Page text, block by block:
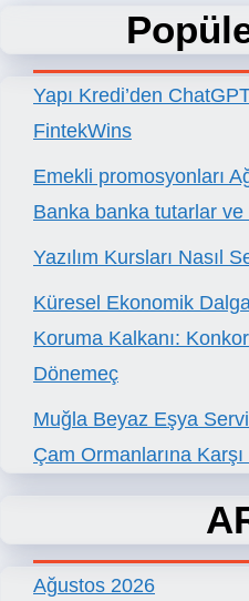
Yapı Kredi’den
FintekWins
Emekli promosyonları
Banka banka tutarlar ve
Yazılım Kursları Nasıl
Küresel Ekonomik
Koruma Kalkanı:
Dönemeç
Muğla Beyaz Eşya
Çam Ormanlarına
Ağustos 2026